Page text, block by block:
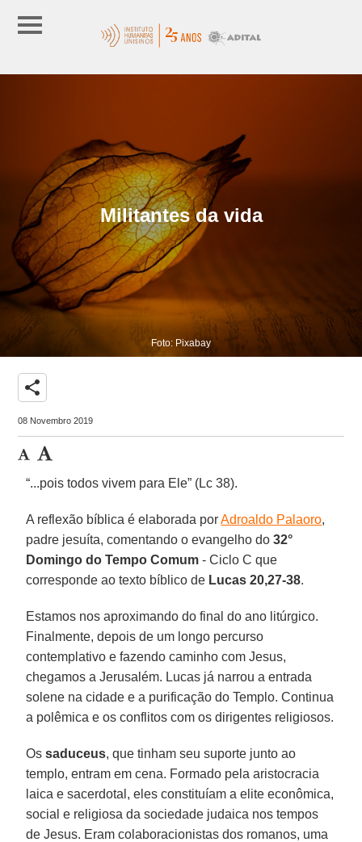
Militantes da vida
Foto: Pixabay
share
08 Novembro 2019
“...pois todos vivem para Ele” (Lc 38).
A reflexão bíblica é elaborada porAdroaldo Palaoro,
padre jesuíta, comentando o evangelho do32°
Domingo do Tempo Comum - Ciclo C que
corresponde ao texto bíblico de Lucas 20,27-38.
Estamos nos aproximando do final do ano litúrgico.
Finalmente, depois de um longo percurso
contemplativo e fazendo caminho com Jesus,
chegamos a Jerusalém. Lucas já narrou a entrada
solene na cidade e a purificação do Templo. Continua
a polêmica e os conflitos com os dirigentes religiosos.
Ossaduceus, que tinham seu suporte junto ao
templo, entram em cena. Formado pela aristocracia
laica e sacerdotal, eles constituíam a elite econômica,
social e religiosa da sociedade judaica nos tempos
de Jesus. Eram colaboracionistas dos romanos, uma